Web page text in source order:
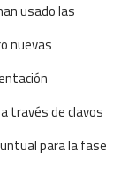
usado las
nuevas
través de clavos
para la fase